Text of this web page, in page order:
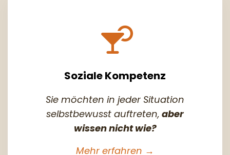
Soziale Kompetenz
Sie möchten in jeder Situation
selbstbewusst auftreten, aber
wissen nicht wie?
Mehr erfahren →